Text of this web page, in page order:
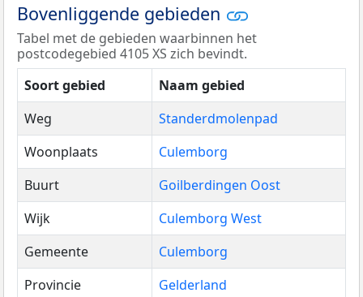
Bovenliggende gebieden
Tabel met de gebieden waarbinnen het
postcodegebied 4105 XS zich bevindt.
Soort gebied
Naam gebied
Weg
Standerdmolenpad
Woonplaats
Culemborg
Buurt
Goilberdingen Oost
Wijk
Culemborg West
Gemeente
Culemborg
Provincie
Gelderland